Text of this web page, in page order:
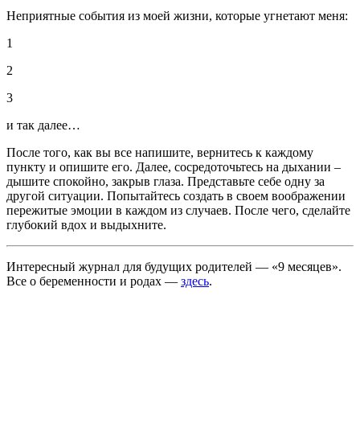
Неприятные события из моей жизни, которые угнетают меня:
1
2
3
и так далее…
После того, как вы все напишите, вернитесь к каждому
пункту и опишите его. Далее, сосредоточьтесь на дыхании –
дышите спокойно, закрыв глаза. Представьте себе одну за
другой ситуации. Попытайтесь создать в своем воображении
пережитые эмоции в каждом из случаев. После чего, сделайте
глубокий вдох и выдыхните.
Интересный журнал для будущих родителей — «9 месяцев».
Все о беременности и родах — здесь.